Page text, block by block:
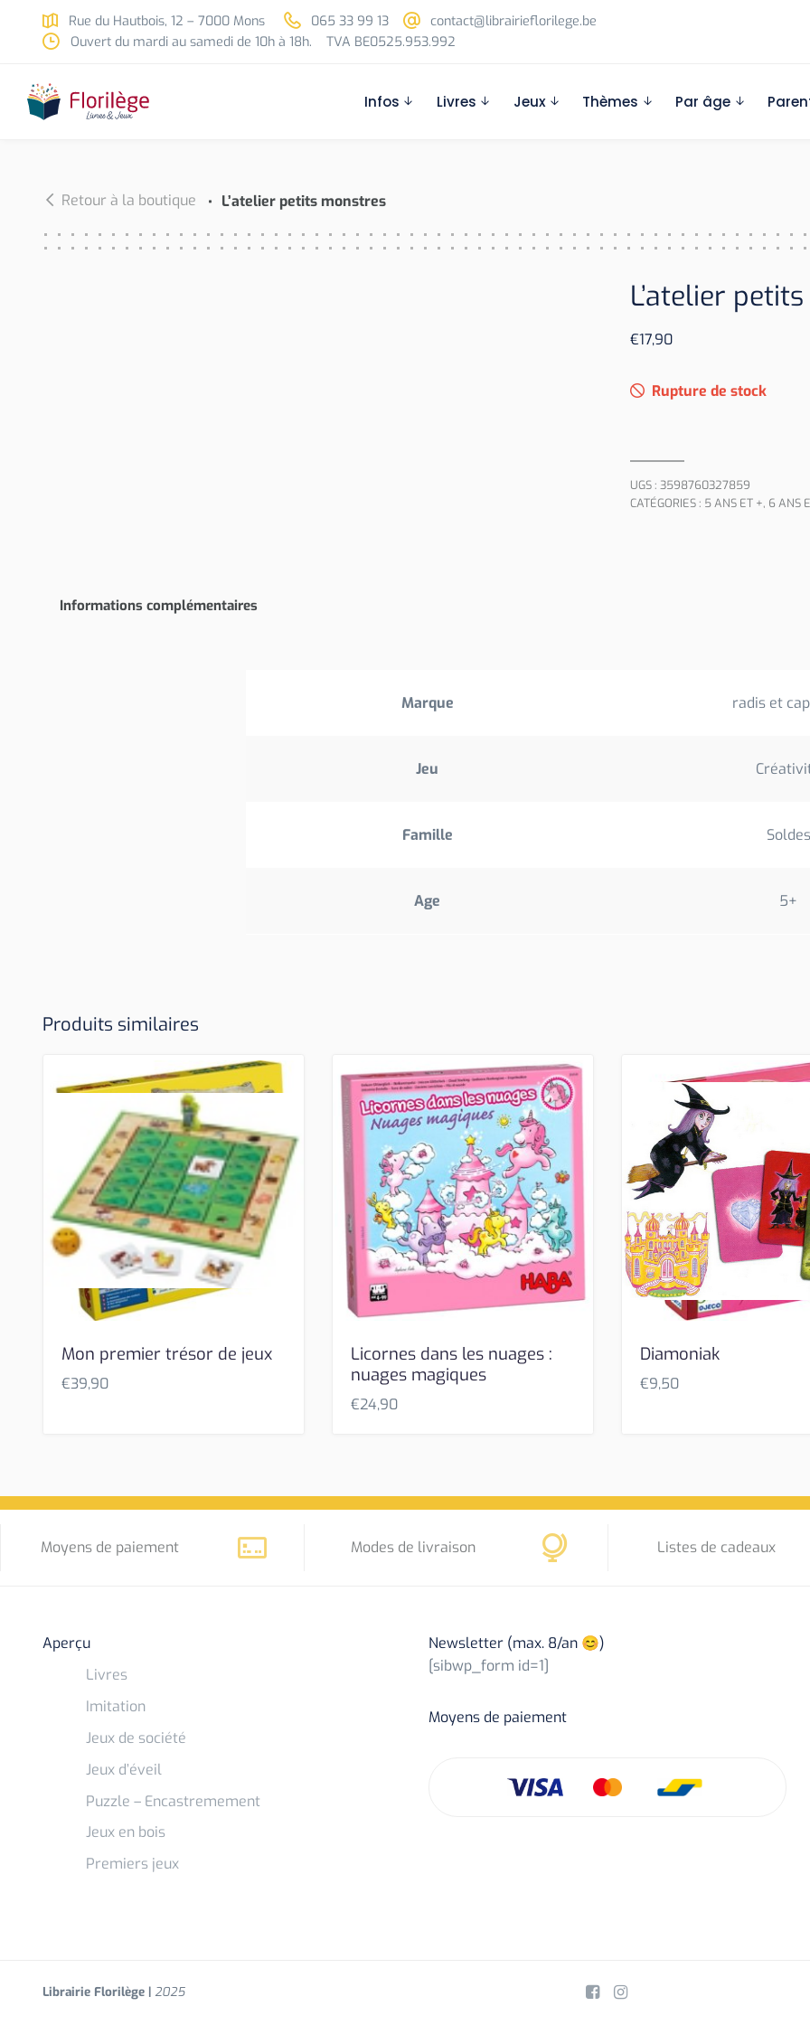
Skip to main content
Rue du Hautbois, 12 – 7000 Mons 065 33 99 13
contact@librairieflorilege.be
Ouvert du mardi au samedi de 10h à 18h.
TVA BE0525.953.992
Infos Livres Jeux Thèmes Par âge
Retour à la boutique L’atelier petits monstres
L’atelier
€17,90
Rupture de stock
UGS : 3598760327859
CATÉGORIES : 5 ANS ET +, 6 ANS
Informations complémentaires
Marque radis et
Jeu
Famille Soldes
Age 5+
Produits similaires
Mon premier trésor de jeux
€39,90
Licornes dans les nuages :
nuages magiques
€24,90
Diamoniak
€9,50
Moyens de paiement Modes de livraison Listes de cadeaux
Aperçu
Livres
Imitation
Jeux de société
Jeux d’éveil
Puzzle – Encastremement
Jeux en bois
Premiers jeux
Newsletter (max. 8/an 😊)
[sibwp_form id=1]
Moyens de paiement
Librairie Florilège | 2025